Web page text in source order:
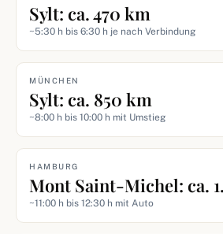
Sylt: ca. 470 km
~5:30 h bis 6:30 h je nach Verbindung
MÜNCHEN
Sylt: ca. 850 km
~8:00 h bis 10:00 h mit Umstieg
HAMBURG
Mont Saint-Michel: ca.
~11:00 h bis 12:30 h mit Auto